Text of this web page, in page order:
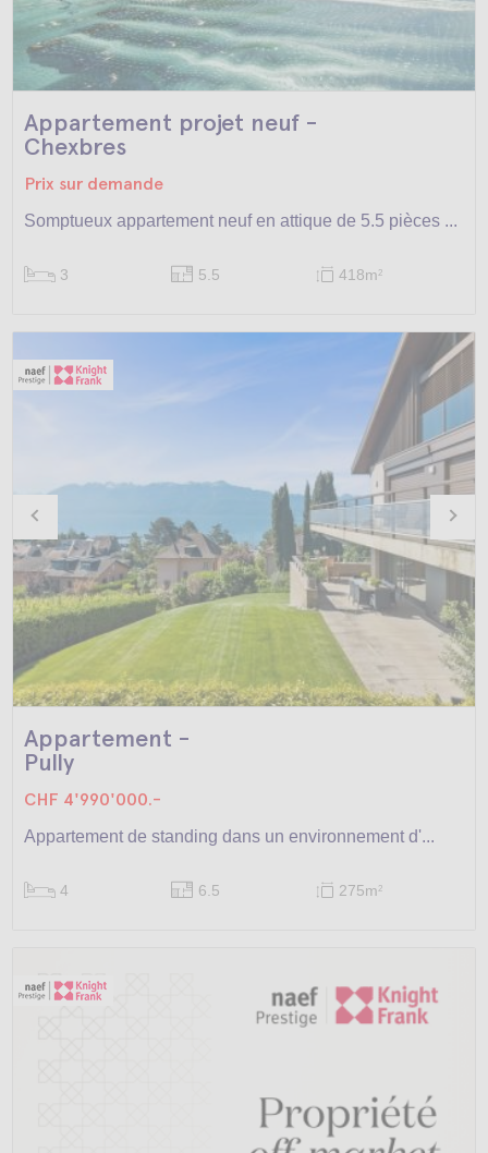
Appartement projet neuf -
Chexbres
Prix sur demande
Somptueux appartement neuf en attique de 5.5 pièces ...
3 5.5 418m2
Appartement -
Pully
CHF 4'990'000.-
Appartement de standing dans un environnement d'...
4 6.5 275m2